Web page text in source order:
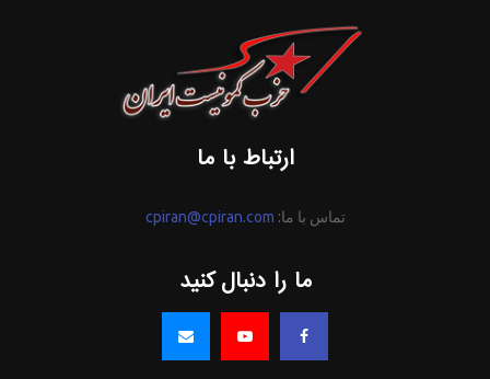
ارتباط با ما
تماس با ما: cpiran@cpiran.com
ما را دنبال کنید